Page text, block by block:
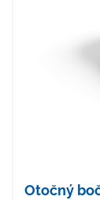
Otočný